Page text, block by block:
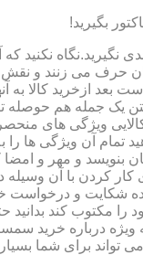
بگیرید!
نگیرید.نگاه نکنید که
حرف می زنند و
بعد ازخرید کالا به
یک جمله هم حوصله
ویژگی های
تمام آن ویژگی ها
بنویسد و مهر و امضا
کار کردن با آن
شکایت و درخواست
مکتوب کند بدانید
ویژه درباره خرید
تواند برای شما بسیار